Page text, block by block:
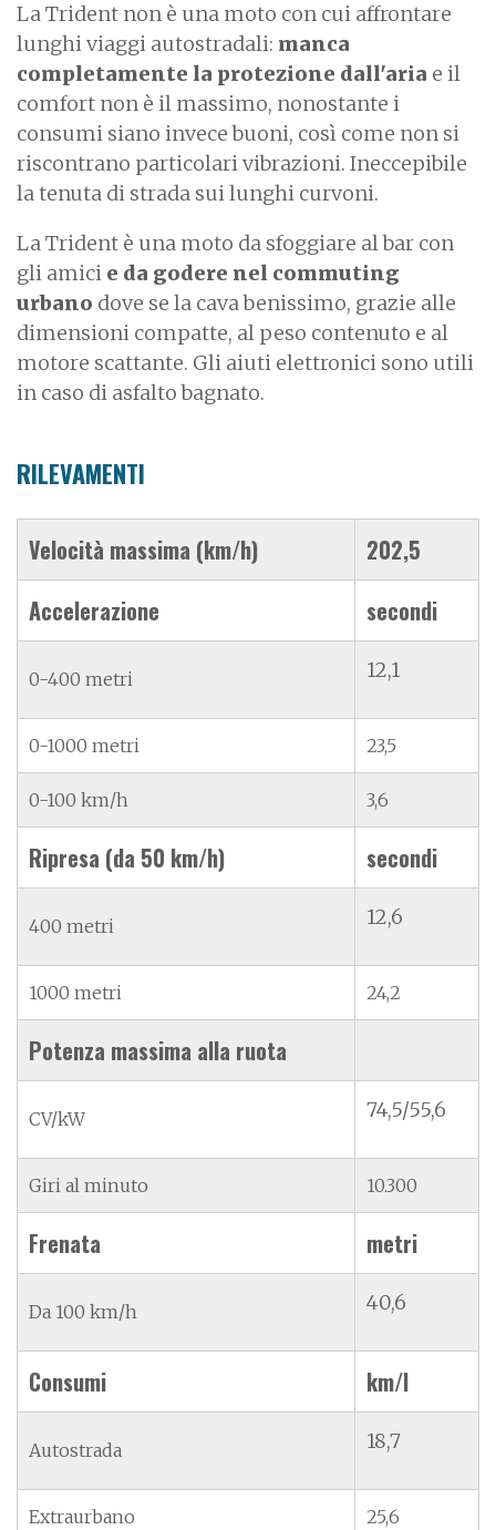
La Trident non è una moto con cui affrontare
lunghi viaggi autostradali: manca
completamente la protezione dall'aria e il
comfort non è il massimo, nonostante i
consumi siano invece buoni, così come non si
riscontrano particolari vibrazioni. Ineccepibile
la tenuta di strada sui lunghi curvoni.
La Trident è una moto da sfoggiare al bar con
gli amici e da godere nel commuting
urbano dove se la cava benissimo, grazie alle
dimensioni compatte, al peso contenuto e al
motore scattante. Gli aiuti elettronici sono utili
in caso di asfalto bagnato.
RILEVAMENTI
Velocità massima (km/h)
202,5
Accelerazione
secondi
0-400 metri 12,1
0-1000 metri 23,5
0-100 km/h 3,6
Ripresa (da 50 km/h) secondi
400 metri 12,6
1000 metri 24,2
Potenza massima alla ruota
CV/kW 74,5/55,6
Giri al minuto 10.300
Frenata metri
Da 100 km/h 40,6
Consumi km/l
Autostrada 18,7
Extraurbano 25,6